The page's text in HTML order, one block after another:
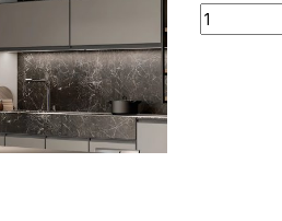
Quantity